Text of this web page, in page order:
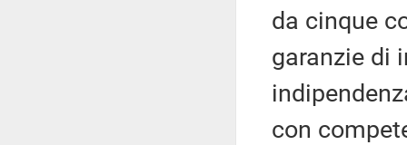
da cinque
garanzie di
con